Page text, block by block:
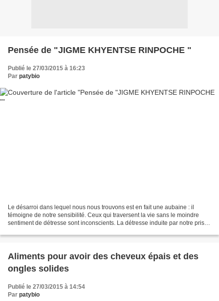
Pensée de "JIGME KHYENTSE RINPOCHE "
Publié le 27/03/2015 à 16:23
Par patybio
Le désarroi dans lequel nous nous trouvons est en fait une aubaine : il
témoigne de notre sensibilité. Ceux qui traversent la vie sans le moindre
sentiment de détresse sont inconscients. La détresse induite par notre prise
Aliments pour avoir des cheveux épais et des
ongles solides
Publié le 27/03/2015 à 14:54
Par patybio